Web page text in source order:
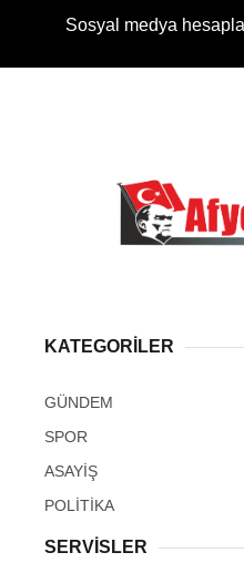
Sosyal medya
KATEGORİLER
GÜNDEM
SPOR
ASAYİŞ
POLİTİKA
SERVİSLER